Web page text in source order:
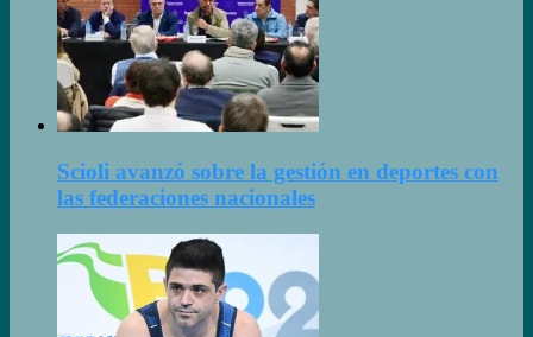
Scioli avanzó sobre la gestión en deportes con
las federaciones nacionales